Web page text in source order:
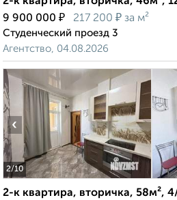
9 900 000 ₽ 217 200 ₽ за м²
Студенческий проезд 3
Агентство, 04.08.2026
2/10
‹
2-к квартира, вторичка, 58м²,